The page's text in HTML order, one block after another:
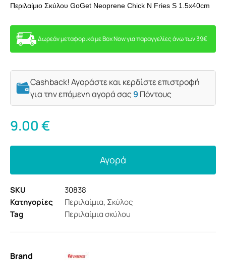
Περιλαίμιο Σκύλου GoGet Neoprene Chick N Fries S 1.5x40cm
Δωρεάν μεταφορικά με Box Now για παραγγελίες άνω των 39€
Cashback! Αγοράστε και κερδίστε επιστροφή
για την επόμενη αγορά σας9 Πόντους
9.00€
Αγορά
SKU
30838
Κατηγορίες
Περιλαίμια, Σκύλος
Tag
Περιλαίμια σκύλου
Brand